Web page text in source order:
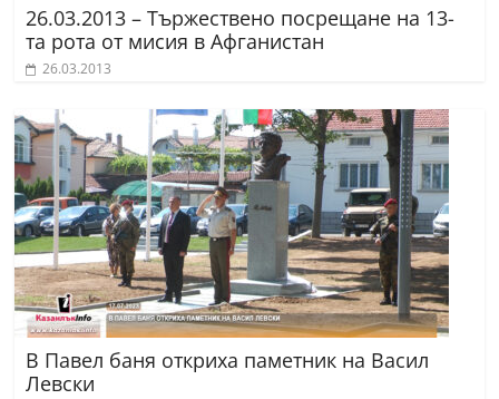
26.03.2013 – Тържествено посрещане на 13-
та рота от мисия в Афганистан
26.03.2013
В Павел баня откриха паметник на Васил
Левски